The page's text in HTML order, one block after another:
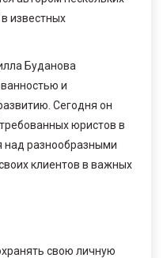
известных
Буданова
и
Сегодня он
юристов в
над разнообразными
клиентов в важных
свою личную